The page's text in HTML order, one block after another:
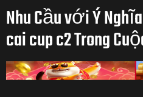
Nhu Cầu với Ý
cai cup c2 Trong